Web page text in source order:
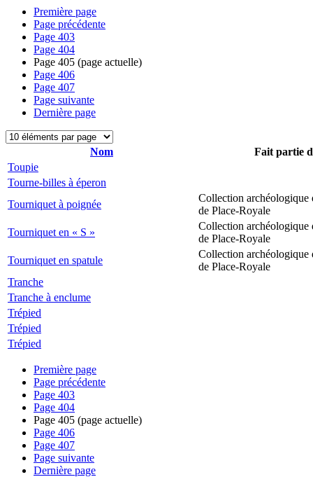
Première page
Page précédente
Page 403
Page 404
Page 405 (page actuelle)
Page 406
Page 407
Page suivante
Dernière page
Nom
Fait partie
Toupie
Tourne-billes à éperon
Tourniquet à poignée
Collection archéologique
de Place-Royale
Tourniquet en « S »
Collection archéologique
de Place-Royale
Tourniquet en spatule
Collection archéologique
de Place-Royale
Tranche
Tranche à enclume
Trépied
Trépied
Trépied
Première page
Page précédente
Page 403
Page 404
Page 405 (page actuelle)
Page 406
Page 407
Page suivante
Dernière page